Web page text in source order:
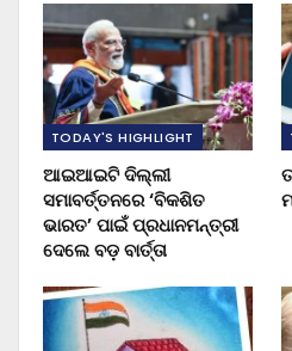
TODAY'S HIGHLIGHT
ଆଇଆଇଟି ଦିଲ୍ଲୀ
ସମାବର୍ତ୍ତନରେ ‘ବିକଶିତ
ଭାରତ’ ପାଇଁ ପ୍ରଧାନମନ୍ତ୍ରୀ
ଦେଲେ ବଡ଼ ବାର୍ତ୍ତା